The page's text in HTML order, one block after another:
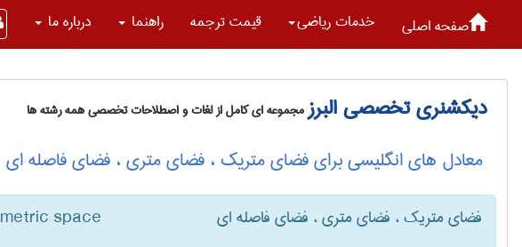
صفحه اصلی خدمات رياضی قیمت ترجمه راهنما درباره ما
دیکشنری تخصصی البرزمجموعه ای کامل از لغات و اصطلاحات تخصصی همه رشته ها
معادل های انگلیسی برای فضای متریک ، فضای متری ، فضای فاصله ای
فضای متریک ، فضای متری ، فضای فاصله ای metric space